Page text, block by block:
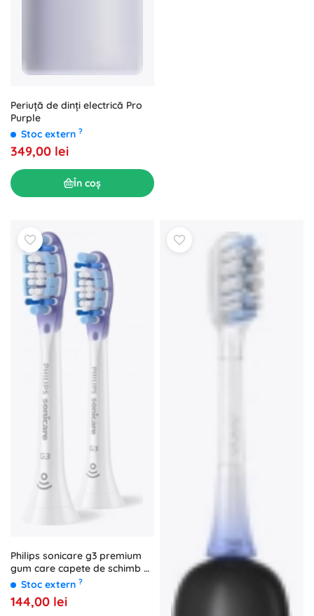
Periuță de dinți electrică Pro
Purple
Stoc extern ?
349,00 lei
În coș
Philips sonicare g3 premium
gum care capete de schimb 2
bucStoc extern ?
144,00 lei